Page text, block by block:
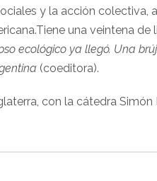
y la acción colectiva,
una veintena de
ecológico ya llegó. Una
(coeditora).
con la cátedra Simón